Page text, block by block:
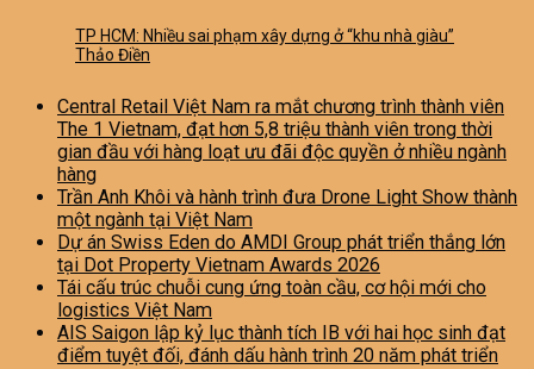
TP HCM: Nhiều sai phạm xây dựng ở “khu nhà giàu”
Thảo Điền
Central Retail Việt Nam ra mắt chương trình thành viên
The 1 Vietnam, đạt hơn 5,8 triệu thành viên trong thời
gian đầu với hàng loạt ưu đãi độc quyền ở nhiều ngành
hàng
Trần Anh Khôi và hành trình đưa Drone Light Show thành
một ngành tại Việt Nam
Dự án Swiss Eden do AMDI Group phát triển thắng lớn
tại Dot Property Vietnam Awards 2026
Tái cấu trúc chuỗi cung ứng toàn cầu, cơ hội mới cho
logistics Việt Nam
AIS Saigon lập kỷ lục thành tích IB với hai học sinh đạt
điểm tuyệt đối, đánh dấu hành trình 20 năm phát triển